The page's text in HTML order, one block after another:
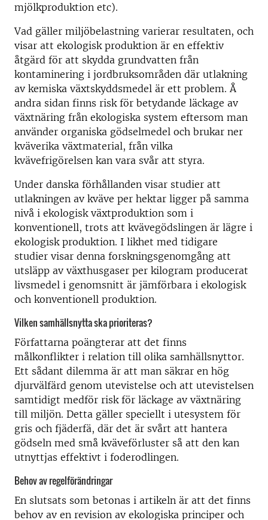
mjölkproduktion etc).
Vad gäller miljöbelastning varierar resultaten, och
visar att ekologisk produktion är en effektiv
åtgärd för att skydda grundvatten från
kontaminering i jordbruksområden där utlakning
av kemiska växtskyddsmedel är ett problem. Å
andra sidan finns risk för betydande läckage av
växtnäring från ekologiska system eftersom man
använder organiska gödselmedel och brukar ner
kväverika växtmaterial, från vilka
kvävefrigörelsen kan vara svår att styra.
Under danska förhållanden visar studier att
utlakningen av kväve per hektar ligger på samma
nivå i ekologisk växtproduktion som i
konventionell, trots att kvävegödslingen är lägre i
ekologisk produktion. I likhet med tidigare
studier visar denna forskningsgenomgång att
utsläpp av växthusgaser per kilogram producerat
livsmedel i genomsnitt är jämförbara i ekologisk
och konventionell produktion.
Vilken samhällsnytta ska prioriteras?
Författarna poängterar att det finns
målkonflikter i relation till olika samhällsnyttor.
Ett sådant dilemma är att man säkrar en hög
djurvälfärd genom utevistelse och att utevistelsen
samtidigt medför risk för läckage av växtnäring
till miljön. Detta gäller speciellt i utesystem för
gris och fjäderfä, där det är svårt att hantera
gödseln med små kväveförluster så att den kan
utnyttjas effektivt i foderodlingen.
Behov av regelförändringar
En slutsats som betonas i artikeln är att det finns
behov av en revision av ekologiska principer och